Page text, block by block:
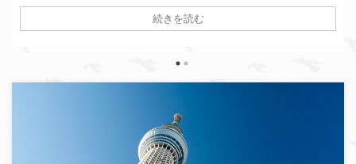
なチケットの選び方やスカイツリーチケットでさらに得する方法も
続きを読む